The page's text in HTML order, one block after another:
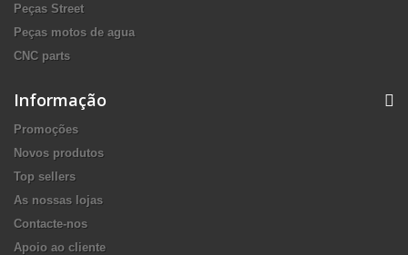
Peças Street
Peças motos de agua
CNC parts
Informação
Promoções
Novos produtos
Top sellers
As nossas lojas
Contacte-nos
Apoio ao cliente